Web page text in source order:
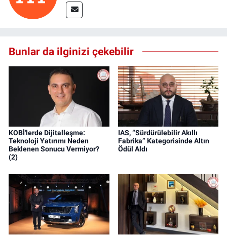
Bunlar da ilginizi çekebilir
KOBİ'lerde Dijitalleşme:
Teknoloji Yatırımı Neden
Beklenen Sonucu Vermiyor?
(2)
IAS, “Sürdürülebilir Akıllı
Fabrika” Kategorisinde Altın
Ödül Aldı